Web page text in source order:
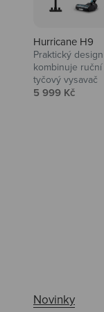
Hurricane H9
Praktický
kombinuje ruční
tyčový vysavač
Prodejní cena
5 999 Kč